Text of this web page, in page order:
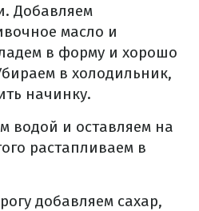
Добавляем
масло и
в форму и хорошо
в холодильник,
начинку. ⠀ ⠀
водой и оставляем на
растапливаем в
добавляем сахар,